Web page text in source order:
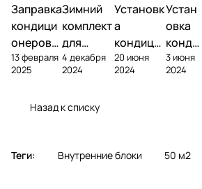
Заправка
кондици
онеров
фреоном
13 февраля
2025
Зимний
комплект
для
кондици
онера
4 декабря
2024
Установк
а
кондици
онера на
фасаде
20 июня
2024
Устан
овка
конди
ционе
ра
3 июня
2024
Назад к списку
Теги: Внутренние блоки 50 м2